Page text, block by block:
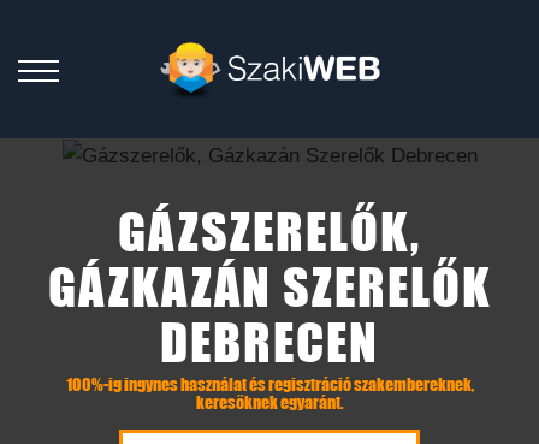
GÁZSZERELŐK,
GÁZKAZÁN SZERELŐK
DEBRECEN
100%-ig ingynes használat és regisztráció szakembereknek,
keresőknek egyaránt.